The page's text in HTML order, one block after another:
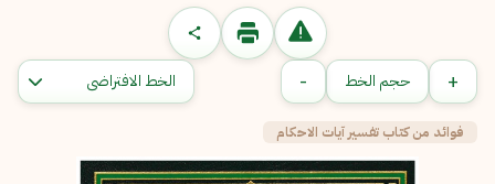
إرسال إلغاء
+ حجم الخط -
فوائد من كتاب تفسير آيات الاحكام